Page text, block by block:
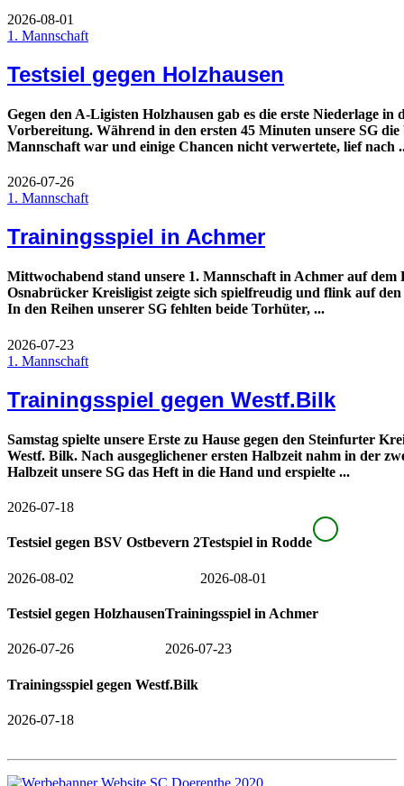
2026-08-01
1. Mannschaft
Testsiel gegen Holzhausen
Gegen den A-Ligisten Holzhausen gab es die erste Niederlage in
Vorbereitung. Während in den ersten 45 Minuten unsere SG die
Mannschaft war und einige Chancen nicht verwertete, lief nach
2026-07-26
1. Mannschaft
Trainingsspiel in Achmer
Mittwochabend stand unsere 1. Mannschaft in Achmer auf dem
Osnabrücker Kreisligist zeigte sich spielfreudig und flink auf den
In den Reihen unserer SG fehlten beide Torhüter, ...
2026-07-23
1. Mannschaft
Trainingsspiel gegen Westf.Bilk
Samstag spielte unsere Erste zu Hause gegen den Steinfurter
Westf. Bilk. Nach ausgeglichener ersten Halbzeit nahm in der
Halbzeit unsere SG das Heft in die Hand und erspielte ...
2026-07-18
Testsiel gegen BSV Ostbevern 2
2026-08-02
Testspiel in Rodde
2026-08-01
Testsiel gegen Holzhausen
2026-07-26
Trainingsspiel in Achmer
2026-07-23
Trainingsspiel gegen Westf.Bilk
2026-07-18